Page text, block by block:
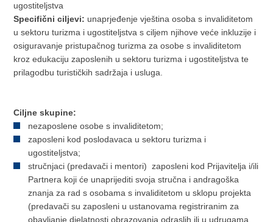
ugostiteljstva
Specifični ciljevi: unaprjeđenje vještina osoba s invaliditetom
u sektoru turizma i ugostiteljstva s ciljem njihove veće inkluzije i
osiguravanje pristupačnog turizma za osobe s invaliditetom
kroz edukaciju zaposlenih u sektoru turizma i ugostiteljstva te
prilagodbu turističkih sadržaja i usluga.
Ciljne skupine:
nezaposlene osobe s invaliditetom;
zaposleni kod poslodavaca u sektoru turizma i
ugostiteljstva;
stručnjaci (predavači i mentori) zaposleni kod Prijavitelja i/ili
Partnera koji će unaprijediti svoja stručna i andragoška
znanja za rad s osobama s invaliditetom u sklopu projekta
(predavači su zaposleni u ustanovama registriranim za
obavljanje djelatnosti obrazovanja odraslih ili u udrugama